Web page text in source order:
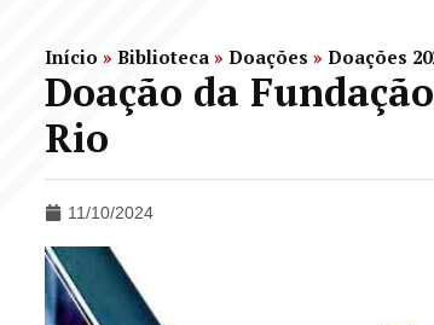
Início » Biblioteca » Doações » Doações
Doação da
Rio
11/10/2024